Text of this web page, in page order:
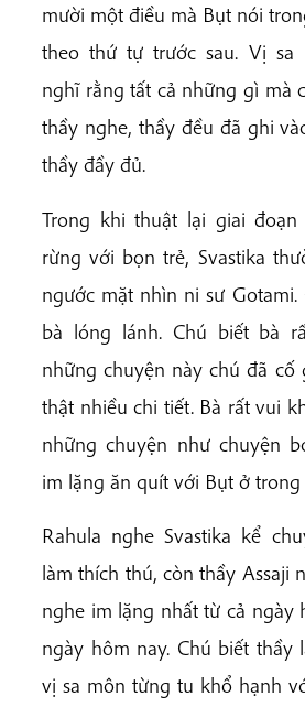
mười một điều mà Bụt nói
theo thứ tự trước sau. Vị sa
nghĩ rằng tất cả những gì mà
thầy nghe, thầy đều đã ghi
thầy đầy đủ.
Trong khi thuật lại giai
rừng với bọn trẻ, Svastika
ngước mặt nhìn ni sư
bà lóng lánh. Chú biết bà
những chuyện này chú đã cố
thật nhiều chi tiết. Bà rất vui
những chuyện như chuyện
im lặng ăn quít với Bụt ở trong
Rahula nghe Svastika kể
làm thích thú, còn thầy Assaji
nghe im lặng nhất từ cả ngày
ngày hôm nay. Chú biết thầy
vị sa môn từng tu khổ hạnh